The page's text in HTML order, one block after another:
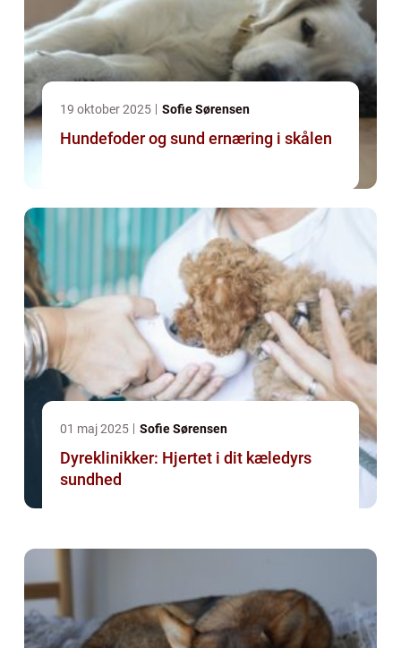
19 oktober 2025 Sofie Sørensen
Hundefoder og sund ernæring i skålen
01 maj 2025 Sofie Sørensen
Dyreklinikker: Hjertet i dit kæledyrs
sundhed